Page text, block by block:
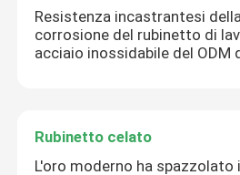
Notizia
Resistenza incastrantesi
corrosione del rubinetto di
acciaio inossidabile del ODM
Rubinetto celato
L'oro moderno ha